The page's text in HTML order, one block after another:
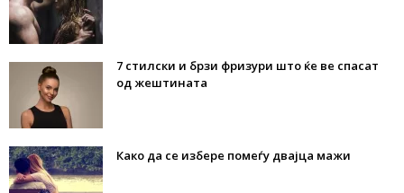
7 стилски и брзи фризури што ќе ве спасат
од жештината
Како да се избере помеѓу двајца мажи